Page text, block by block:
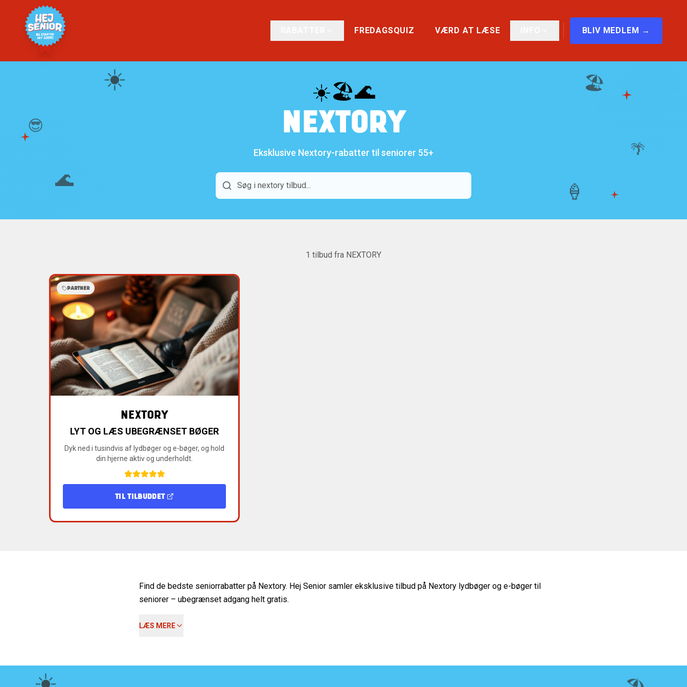
FREDAGSQUIZ VÆRD AT LÆSE BLIV MEDLEM →
☀️ 🏖️
🌊
🍦
🌴
😎
☀️🏖️🌊
NEXTORY
Eksklusive Nextory-rabatter til seniorer 55+
1 tilbud fra NEXTORY
PARTNER
NEXTORY
LYT OG LÆS UBEGRÆNSET BØGER
Dyk ned i tusindvis af lydbøger og e-bøger, og hold
din hjerne aktiv og underholdt.
TIL TILBUDDET
Find de bedste seniorrabatter på Nextory. Hej Senior samler eksklusive tilbud på Nextory lydbøger og e-bøger til
seniorer – ubegrænset adgang helt gratis.
LÆS MERE
☀️